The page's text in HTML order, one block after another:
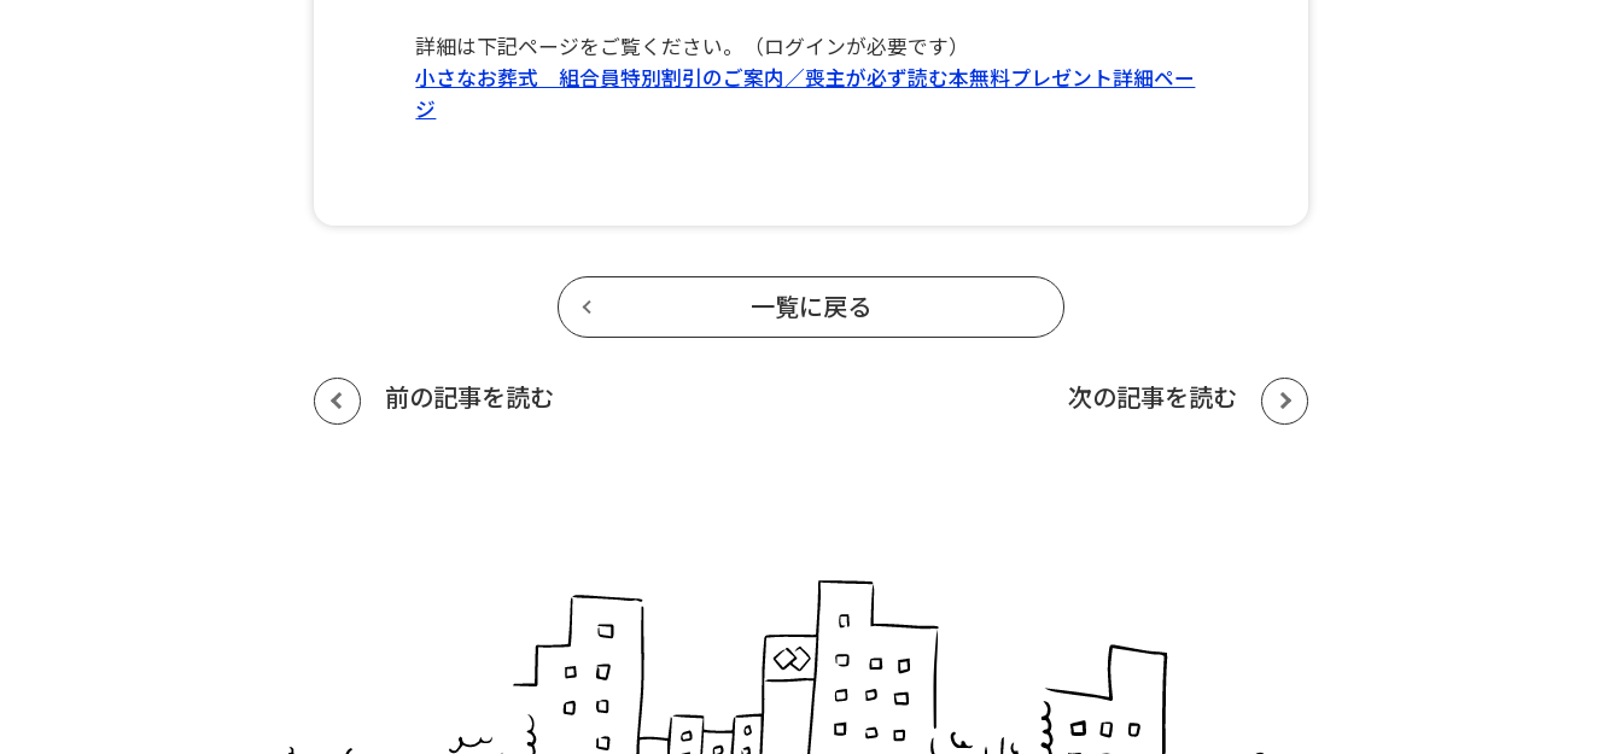
詳細は下記ページをご覧ください。（ログインが必要です）
小さなお葬式 組合員特別割引のご案内／喪主が必ず読む本無料プレゼント詳細ペー
ジ
一覧に戻る
前の記事を読む 次の記事を読む